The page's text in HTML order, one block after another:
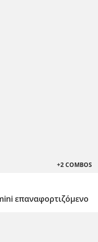
+2 COMBOS
επαναφορτιζόμενο